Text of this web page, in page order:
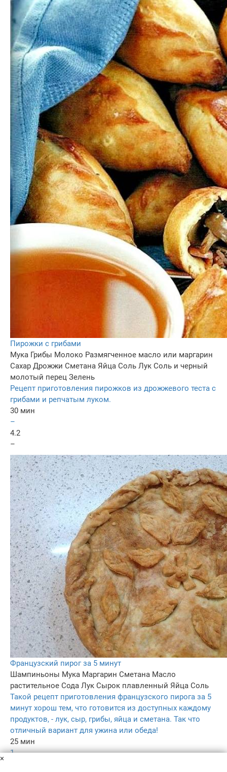
Пирожки с грибами
Мука Грибы Молоко Размягченное масло или маргарин
Сахар Дрожжи Сметана Яйца Соль Лук Соль и черный
молотый перец Зелень
Рецепт приготовления пирожков из дрожжевого теста с
грибами и репчатым луком.
30 мин
–
4.2
–
Французский пирог за 5 минут
Шампиньоны Мука Маргарин Сметана Масло
растительное Сода Лук Сырок плавленный Яйца Соль
Такой рецепт приготовления французского пирога за 5
минут хорош тем, что готовится из доступных каждому
продуктов, - лук, сыр, грибы, яйца и сметана. Так что
отличный вариант для ужина или обеда!
25 мин
1
×